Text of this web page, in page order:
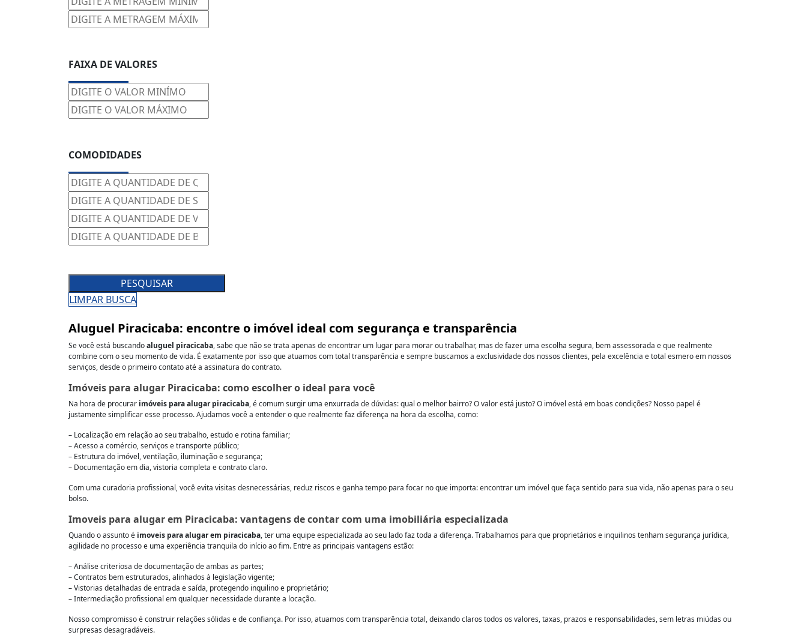
FAIXA DE VALORES
COMODIDADES
PESQUISAR
LIMPAR BUSCA
Aluguel Piracicaba: encontre o imóvel ideal com segurança e transparência
Se você está buscandoaluguel piracicaba, sabe que não se trata apenas de encontrar um lugar para morar ou trabalhar, mas de fazer uma escolha segura, bem assessorada e que realmente
combine com o seu momento de vida. É exatamente por isso que atuamos com total transparência e sempre buscamos a exclusividade dos nossos clientes, pela excelência e total esmero em nossos
serviços, desde o primeiro contato até a assinatura do contrato.
Imóveis para alugar Piracicaba: como escolher o ideal para você
Na hora de procurar imóveis para alugar piracicaba, é comum surgir uma enxurrada de dúvidas: qual o melhor bairro? O valor está justo? O imóvel está em boas condições? Nosso papel é
justamente simplificar esse processo. Ajudamos você a entender o que realmente faz diferença na hora da escolha, como:
– Localização em relação ao seu trabalho, estudo e rotina familiar;
– Acesso a comércio, serviços e transporte público;
– Estrutura do imóvel, ventilação, iluminação e segurança;
– Documentação em dia, vistoria completa e contrato claro.
Com uma curadoria profissional, você evita visitas desnecessárias, reduz riscos e ganha tempo para focar no que importa: encontrar um imóvel que faça sentido para sua vida, não apenas para o seu
bolso.
Imoveis para alugar em Piracicaba: vantagens de contar com uma imobiliária especializada
Quando o assunto é imoveis para alugar em piracicaba, ter uma equipe especializada ao seu lado faz toda a diferença. Trabalhamos para que proprietários e inquilinos tenham segurança jurídica,
agilidade no processo e uma experiência tranquila do início ao fim. Entre as principais vantagens estão:
– Análise criteriosa de documentação de ambas as partes;
– Contratos bem estruturados, alinhados à legislação vigente;
– Vistorias detalhadas de entrada e saída, protegendo inquilino e proprietário;
– Intermediação profissional em qualquer necessidade durante a locação.
Nosso compromisso é construir relações sólidas e de confiança. Por isso, atuamos com transparência total, deixando claros todos os valores, taxas, prazos e responsabilidades, sem letras miúdas ou
surpresas desagradáveis.